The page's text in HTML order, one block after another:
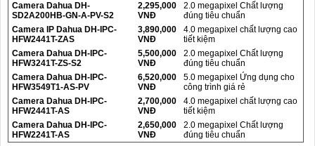
Camera Dahua DH-
SD2A200HB-GN-A-PV-S2
2,295,000
VNĐ
2.0 megapixel Chất lượng
đúng tiêu chuẩn
Camera IP Dahua DH-IPC-
HFW2441T-ZAS
3,890,000
VNĐ
4.0 megapixel chất lượng cao
tiết kiệm
Camera Dahua DH-IPC-
HFW3241T-ZS-S2
5,500,000
VNĐ
2.0 megapixel Chất lượng
đúng tiêu chuẩn
Camera Dahua DH-IPC-
HFW3549T1-AS-PV
6,520,000
VNĐ
5.0 megapixel Ứng dụng cho
công trình giá rẻ
Camera Dahua DH-IPC-
HFW2441T-AS
2,700,000
VNĐ
4.0 megapixel chất lượng cao
tiết kiệm
Camera Dahua DH-IPC-
HFW2241T-AS
2,650,000
VNĐ
2.0 megapixel Chất lượng
đúng tiêu chuẩn